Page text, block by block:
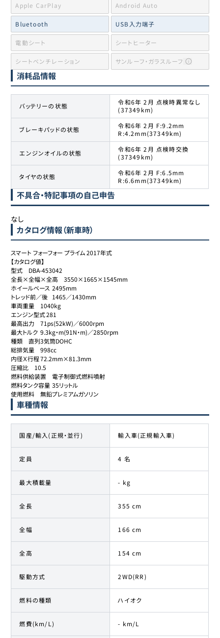
Apple CarPlay Android Auto
Bluetooth USB入力端子
電動シート シートヒーター
シートベンチレーション サンルーフ・ガラスルーフ
消耗品情報
バッテリーの状態
令和6年 2月 点検時異常なし
(37349km)
ブレーキパッドの状態
令和6年 2月 F:9.2mm
R:4.2mm(37349km)
エンジンオイルの状態
令和6年 2月 点検時交換
(37349km)
タイヤの状態
令和6年 2月 F:6.5mm
R:6.6mm(37349km)
不具合・特記事項の自己申告
なし
カタログ情報（新車時）
スマート フォーフォー プライム 2017年式
【カタログ値】
型式	DBA-453042
全長×全幅×全高	3550×1665×1545mm
ホイールベース	2495mm
トレッド前／後	1465／1430mm
車両重量	1040kg
エンジン型式	281
最高出力	71ps(52kW)／6000rpm
最大トルク	9.3kg・m(91N・m)／2850rpm
種類	直列3気筒DOHC
総排気量	998cc
内径Ｘ行程	72.2mm×81.3mm
圧縮比	10.5
燃料供給装置	電子制御式燃料噴射
燃料タンク容量	35リットル
使用燃料	無鉛プレミアムガソリン
車種情報
国産/輸入(正規・並行) 輸入車(正規輸入車)
定員 4 名
最大積載量 - kg
全長 355 cm
全幅 166 cm
全高 154 cm
駆動方式 2WD(RR)
燃料の種類 ハイオク
燃費(km/L) - km/L